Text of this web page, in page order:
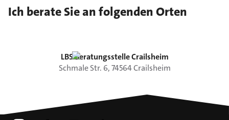
Ich berate Sie an folgenden Orten
LBS Beratungsstelle Crailsheim
Schmale Str. 6,74564Crailsheim